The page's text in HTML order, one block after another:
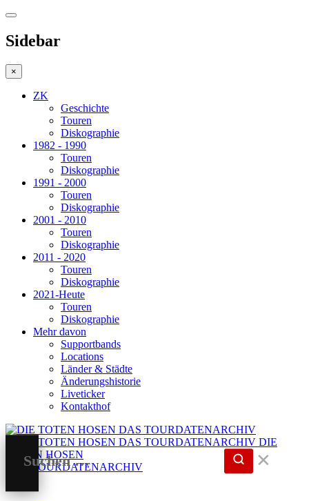
Sidebar
×
ZK
Geschichte
Touren
Diskographie
1982 - 1990
Touren
Diskographie
1991 - 2000
Touren
Diskographie
2001 - 2010
Touren
Diskographie
2011 - 2020
Touren
Diskographie
2021-Heute
Touren
Diskographie
Mehr davon
Supportbands
Locations
Länder & Städte
Änderungshistorie
Liveticker
Kontakthof
DIE
TOTEN HOSEN
DAS TOURDATENARCHIV
✕